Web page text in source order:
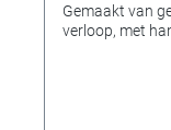
Gemaakt van
verloop, met